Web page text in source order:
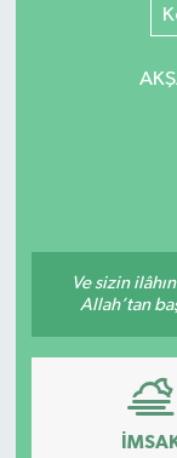
Ve sizin
Allah’tan
Süper Lig
Tüm
Son